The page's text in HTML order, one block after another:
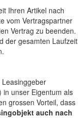
Ihren Artikel nach
vom Vertragspartner
Vertrag zu beenden.
der gesamten Laufzeit
in unser Eigentum als
grossen Vorteil, dass
auch nach